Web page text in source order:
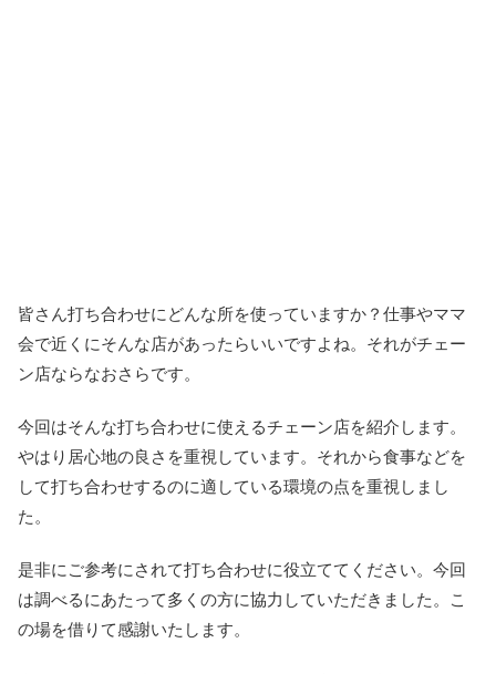
皆さん打ち合わせにどんな所を使っていますか？仕事やママ
会で近くにそんな店があったらいいですよね。それがチェー
ン店ならなおさらです。
今回はそんな打ち合わせに使えるチェーン店を紹介します。
やはり居心地の良さを重視しています。それから食事などを
して打ち合わせするのに適している環境の点を重視しまし
た。
是非にご参考にされて打ち合わせに役立ててください。今回
は調べるにあたって多くの方に協力していただきました。こ
の場を借りて感謝いたします。